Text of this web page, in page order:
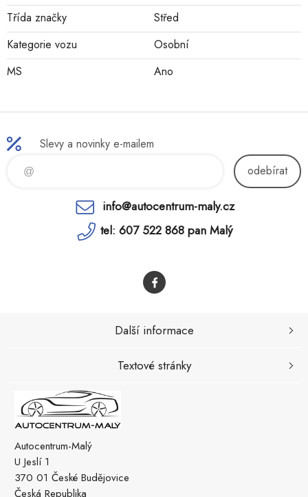
Třída značky
Střed
Kategorie vozu
Osobní
MS
Ano
Slevy a novinky e-mailem
odebírat
info@autocentrum-maly.cz
tel: 607 522 868 pan Malý
Autocentrum-Malý
U Jeslí 1
370 01 České Budějovice
Česká Republika
Další informace
Textové stránky